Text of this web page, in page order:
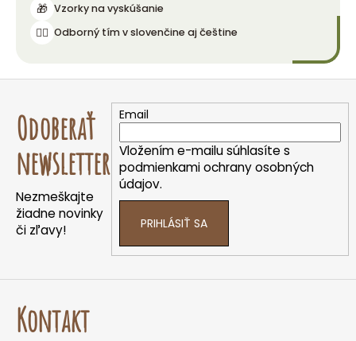
🎁 Vzorky na vyskúšanie
👨‍⚕️ Odborný tím v slovenčine aj češtine
Odoberať
newsletter
Nezmeškajte
žiadne novinky
či zľavy!
Email
Vložením e-mailu súhlasíte s
podmienkami ochrany osobných
údajov.
PRIHLÁSIŤ SA
Kontakt